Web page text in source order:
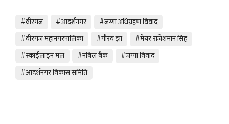
#वीरगंज #आदर्शनगर
#जग्गा अधिग्रहण विवाद
#वीरगंज महानगरपालिका
#गौरव झा
#मेयर राजेशमान सिंह
#स्काईलाइन मल
#नबिल बैंक
#जग्गा विवाद
#आदर्शनगर विकास समिति